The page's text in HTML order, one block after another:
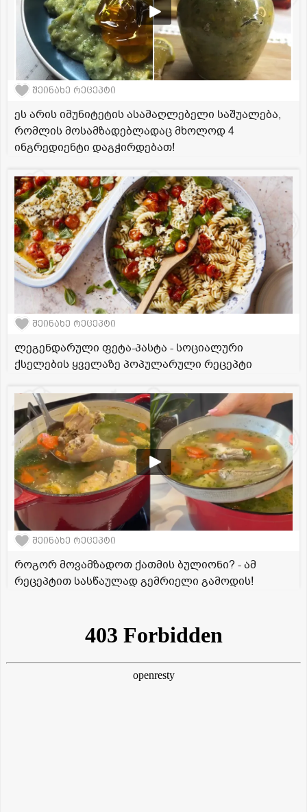
შეინახე რეცეპტი
ეს არის იმუნიტეტის ასამაღლებელი საშუალება,
რომლის მოსამზადებლადაც მხოლოდ 4
ინგრედიენტი დაგჭირდებათ!
შეინახე რეცეპტი
ლეგენდარული ფეტა-პასტა - სოციალური
ქსელების ყველაზე პოპულარული რეცეპტი
შეინახე რეცეპტი
როგორ მოვამზადოთ ქათმის ბულიონი? - ამ
რეცეპტით სასწაულად გემრიელი გამოდის!